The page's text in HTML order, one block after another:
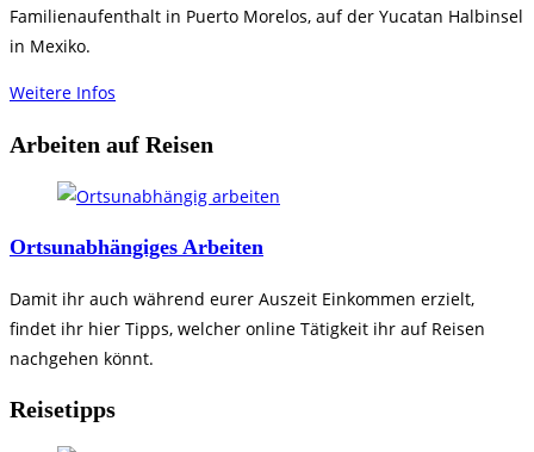
Familienaufenthalt in Puerto Morelos, auf der Yucatan Halbinsel
in Mexiko.
Weitere Infos
Arbeiten auf Reisen
Ortsunabhängiges Arbeiten
Damit ihr auch während eurer Auszeit Einkommen erzielt,
findet ihr hier Tipps, welcher online Tätigkeit ihr auf Reisen
nachgehen könnt.
Reisetipps